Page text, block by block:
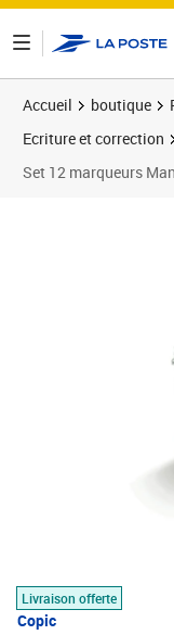
Accueil boutique
Ecriture et correction
Set 12 marqueurs
Livraison offerte
Copic